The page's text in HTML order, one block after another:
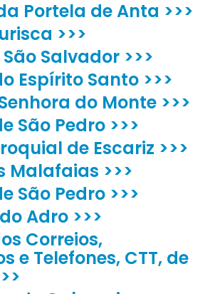
Portela de Anta >>>
>>>
Salvador >>>
Espírito Santo >>>
do Monte >>>
São Pedro >>>
de Escariz >>>
Malafaias >>>
São Pedro >>>
Adro >>>
Correios,
e Telefones, CTT, de